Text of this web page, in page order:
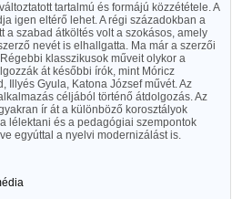
tartalmú és formájú közzététele. A
igen eltérő lehet. A régi századokban a
a szabad átköltés volt a szokásos, amely
nevét is elhallgatta. Ma már a szerzői
klasszikusok műveit olykor a
át későbbi írók, mint Móricz
Illyés Gyula, Katona József művét. Az
céljából történő átdolgozás. Az
ír át a különböző korosztályok
lélektani és a pedagógiai szempontok
egyúttal a nyelvi modernizálást is.